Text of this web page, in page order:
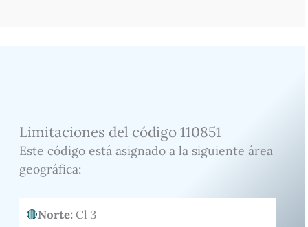
Limitaciones del código 110851
Este código está asignado a la siguiente área
geográfica:
Norte:Cl 3